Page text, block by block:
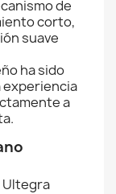
de
corto,
suave
ha sido
experiencia
a
Ultegra